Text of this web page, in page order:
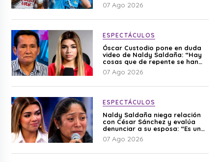
07 Ago 2026
ESPECTÁCULOS
Óscar Custodio pone en duda
video de Naldy Saldaña: “Hay
cosas que de repente se han
editado”
07 Ago 2026
ESPECTÁCULOS
Naldy Saldaña niega relación
con César Sánchez y evalúa
denunciar a su esposa: “Es una
difamación”
07 Ago 2026